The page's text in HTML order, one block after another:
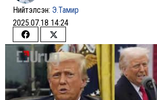
Нийтэлсэн: Э.Тамир
2025.07.18 14:24
Share
on
Facebook
Share
on
Twitter